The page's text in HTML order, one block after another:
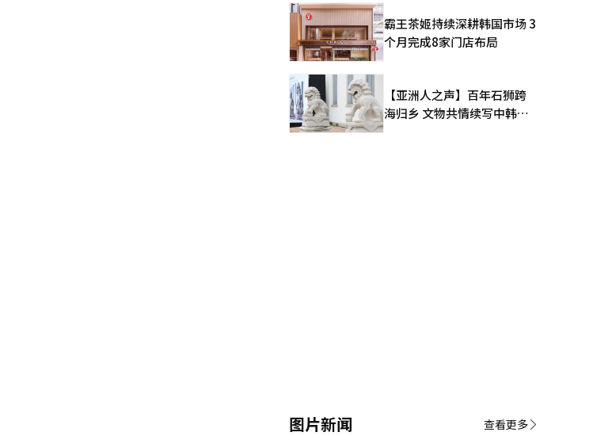
霸王茶姬持续深耕韩国市场 3
个月完成8家门店布局
【亚洲人之声】百年石狮跨
海归乡 文物共情续写中韩人
图片新闻 查看更多